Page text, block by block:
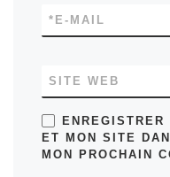
E-MAIL
*
SITE WEB
ET MON SITE
MON PROCHAIN